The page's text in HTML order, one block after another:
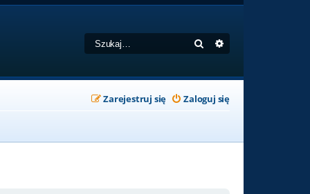
Szukaj
Zaloguj się
Zarejestruj się